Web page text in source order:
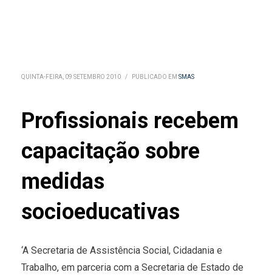
QUINTA-FEIRA, 09 SETEMBRO 2010 / PUBLICADO EM SMAS
Profissionais recebem
capacitação sobre
medidas
socioeducativas
‘A Secretaria de Assistência Social, Cidadania e
Trabalho, em parceria com a Secretaria de Estado de